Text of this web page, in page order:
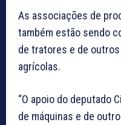
As associações de
também estão sendo
de tratores e de
agrícolas.
“O apoio do deputado
de máquinas e de